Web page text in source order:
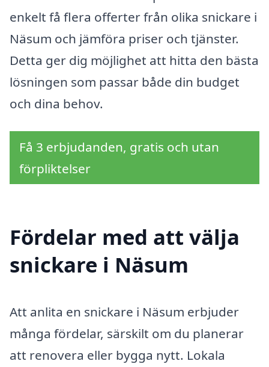
enkelt få flera offerter från olika snickare i
Näsum och jämföra priser och tjänster.
Detta ger dig möjlighet att hitta den bästa
lösningen som passar både din budget
och dina behov.
Få 3 erbjudanden, gratis och utan
förpliktelser
Fördelar med att välja
snickare i Näsum
Att anlita en snickare i Näsum erbjuder
många fördelar, särskilt om du planerar
att renovera eller bygga nytt. Lokala